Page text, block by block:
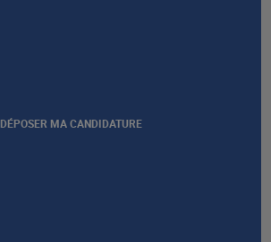
DÉPOSER MA CANDIDATURE